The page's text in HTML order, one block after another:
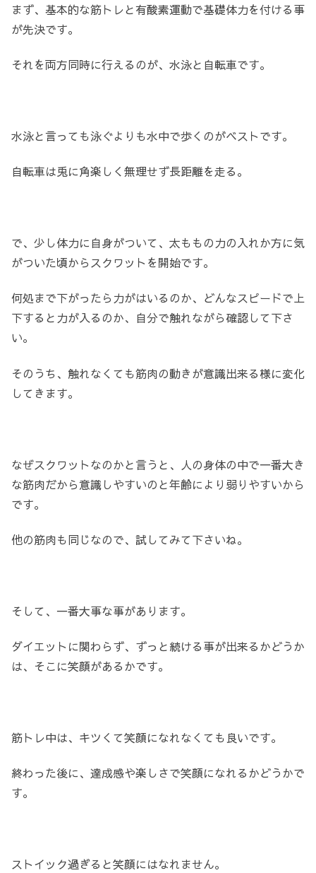
まず、基本的な筋トレと有酸素運動で基礎体力を付ける事
が先決です。
それを両方同時に行えるのが、水泳と自転車です。
水泳と言っても泳ぐよりも水中で歩くのがベストです。
自転車は兎に角楽しく無理せず長距離を走る。
で、少し体力に自身がついて、太ももの力の入れか方に気
がついた頃からスクワットを開始です。
何処まで下がったら力がはいるのか、どんなスピードで上
下すると力が入るのか、自分で触れながら確認して下さ
い。
そのうち、触れなくても筋肉の動きが意識出来る様に変化
してきます。
なぜスクワットなのかと言うと、人の身体の中で一番大き
な筋肉だから意識しやすいのと年齢により弱りやすいから
です。
他の筋肉も同じなので、試してみて下さいね。
そして、一番大事な事があります。
ダイエットに関わらず、ずっと続ける事が出来るかどうか
は、そこに笑顔があるかです。
筋トレ中は、キツくて笑顔になれなくても良いです。
終わった後に、達成感や楽しさで笑顔になれるかどうかで
す。
ストイック過ぎると笑顔にはなれません。